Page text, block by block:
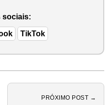
sociais:
TikTok
PRÓXIMO POST →